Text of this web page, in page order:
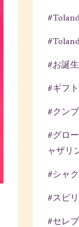
#お誕
#ギフト
#クン
#グロ
ャザリ
#シャ
#スピ
#セレ